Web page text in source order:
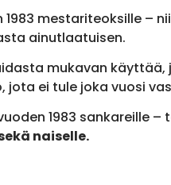
mestariteoksille –
ainutlaatuisen.
mukavan
jota ei tule joka vuosi
1983
naiselle.